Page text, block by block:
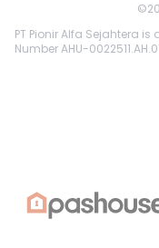
©
PT Pionir Alfa Sejahtera
Number AHU-